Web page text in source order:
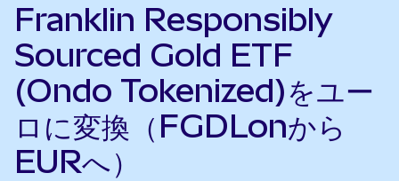
Franklin Responsibly
Sourced Gold ETF
(Ondo Tokenized)をユー
ロに変換（FGDLonから
EURへ）